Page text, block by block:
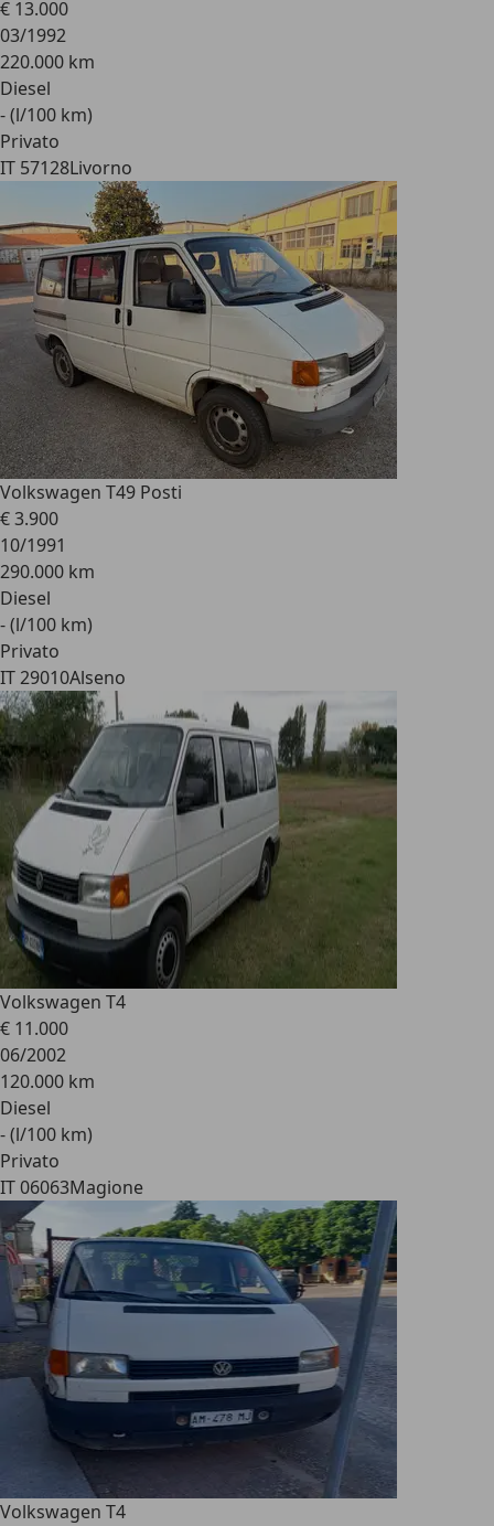
€ 13.000
03/1992
220.000 km
Diesel
- (l/100 km)
Privato
IT 57128Livorno
Volkswagen T49 Posti
€ 3.900
10/1991
290.000 km
Diesel
- (l/100 km)
Privato
IT 29010Alseno
Volkswagen T4
€ 11.000
06/2002
120.000 km
Diesel
- (l/100 km)
Privato
IT 06063Magione
Volkswagen T4